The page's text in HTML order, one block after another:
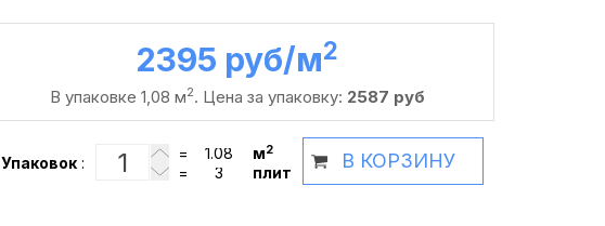
2395 руб /м2
В упаковке 1,08 м2. Цена за упаковку: 2587 руб
Упаковок :
= м2
= плит
В КОРЗИНУ